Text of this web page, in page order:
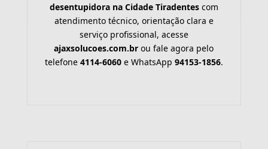
desentupidora na Cidade Tiradentescom
atendimento técnico, orientação clara e
serviço profissional, acesse
ajaxsolucoes.com.br ou fale agora pelo
telefone 4114-6060e WhatsApp 94153-1856.